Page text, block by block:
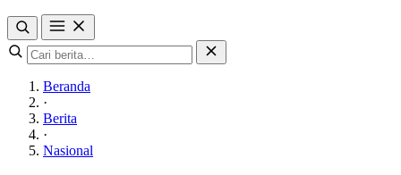
Beranda
·
Berita
·
Nasional